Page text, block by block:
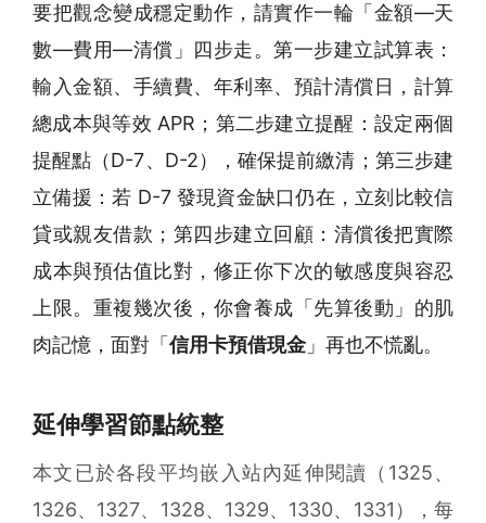
要把觀念變成穩定動作，請實作一輪「金額—天
數—費用—清償」四步走。第一步建立試算表：
輸入金額、手續費、年利率、預計清償日，計算
總成本與等效 APR；第二步建立提醒：設定兩個
提醒點（D-7、D-2），確保提前繳清；第三步建
立備援：若 D-7 發現資金缺口仍在，立刻比較信
貸或親友借款；第四步建立回顧：清償後把實際
成本與預估值比對，修正你下次的敏感度與容忍
上限。重複幾次後，你會養成「先算後動」的肌
肉記憶，面對「 信用卡預借現金」再也不慌亂。
延伸學習節點統整
本文已於各段平均嵌入站內延伸閱讀（1325、
1326、1327、1328、1329、1330、1331），每